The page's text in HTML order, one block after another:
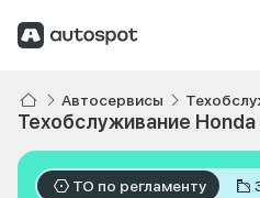
Автосервисы
Техобслуживание
ТО по регламенту